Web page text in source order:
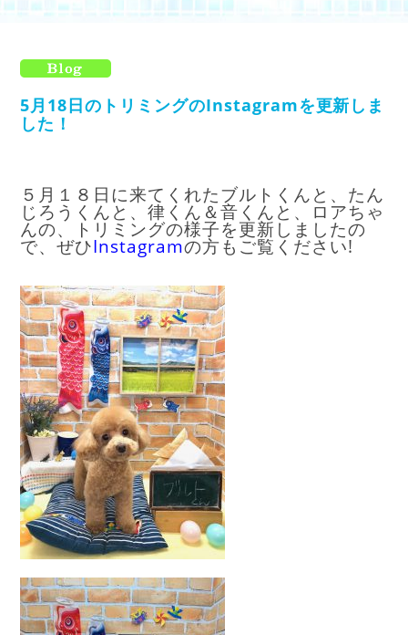
5月18日のトリミングのInstagramを更新しま
した！
５月１８日に来てくれたブルトくんと、たん
じろうくんと、律くん＆音くんと、ロアちゃ
んの、トリミングの様子を更新しましたの
で、ぜひInstagramの方もご覧ください!